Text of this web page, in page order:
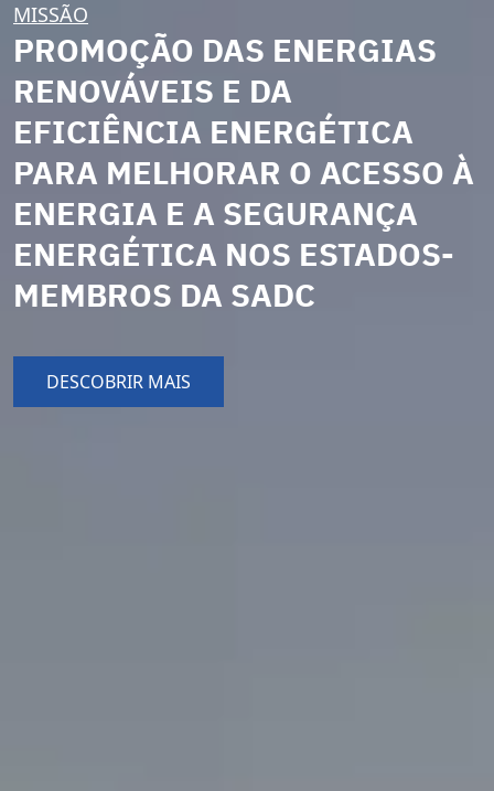
MISSÃO
PROMOÇÃO DAS ENERGIAS
RENOVÁVEIS E DA
EFICIÊNCIA ENERGÉTICA
PARA MELHORAR O ACESSO À
ENERGIA E A SEGURANÇA
ENERGÉTICA NOS ESTADOS-
MEMBROS DA SADC
DESCOBRIR MAIS